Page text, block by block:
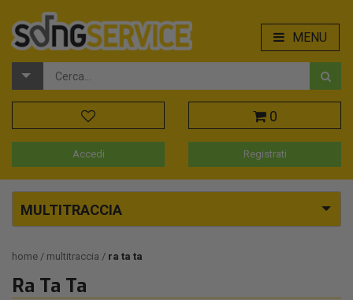
MENU
0
Accedi Registrati
MULTITRACCIA
home multitraccia ra ta ta
Ra Ta Ta